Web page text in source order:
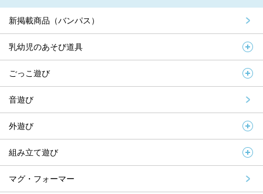
新掲載商品（バンパス）
乳幼児のあそび道具
ごっこ遊び
音遊び
外遊び
組み立て遊び
マグ・フォーマー